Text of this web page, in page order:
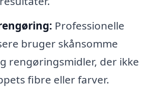
Professionelle
bruger skånsomme
rengøringsmidler, der ikke
fibre eller farver.